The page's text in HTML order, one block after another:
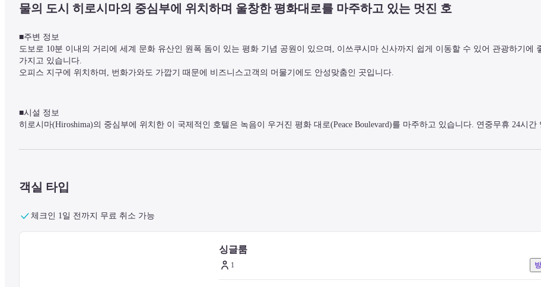
물의 도시 히로시마의 중심부에 위치하며 울창한 평화대로를 마주하고 있는 멋진 호
■주변 정보
도보로 10분 이내의 거리에 세계 문화 유산인 원폭 돔이 있는 평화 기념 공원이 있으며, 이쓰쿠시마 신사까지 쉽게 이동할 수 있어 관광하기에
가지고 있습니다.
오피스 지구에 위치하며, 번화가와도 가깝기 때문에 비즈니스고객의 머물기에도 안성맞춤인 곳입니다.
■시설 정보
히로시마(Hiroshima)의 중심부에 위치한 이 국제적인 호텔은 녹음이 우거진 평화 대로(Peace Boulevard)를 마주하고 있습니다. 연중무휴 24시간
※ 프론트 데스크에서 보안 키를 제공합니다. (1매/인)
■객실 정보
객실 타입
체크인 1일 전까지 무료 취소 가능
싱글룸
1